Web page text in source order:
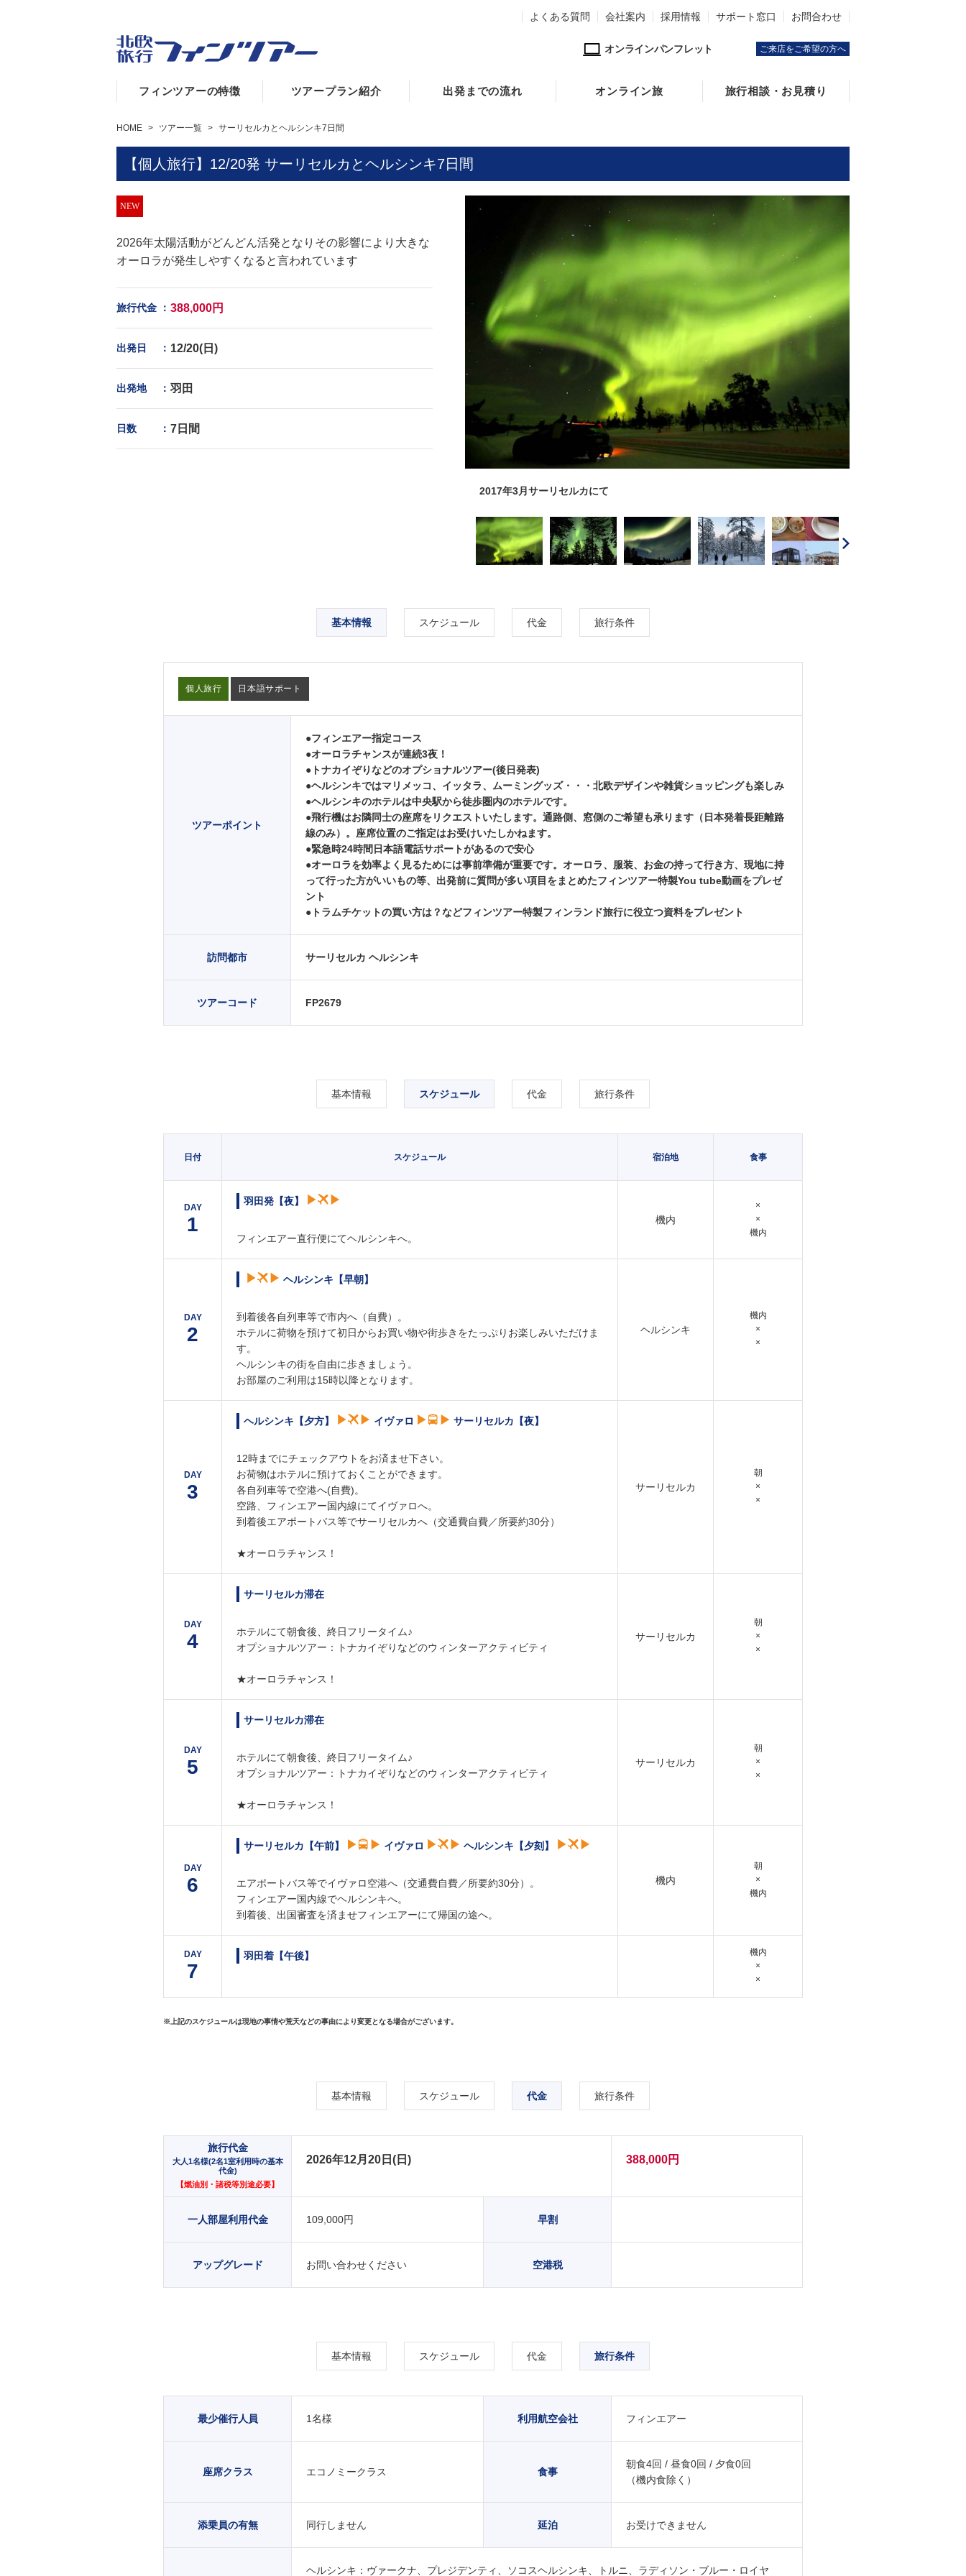
よくある質問 会社案内 採用情報 サポート窓口 お問合わせ
オンラインパンフレット ご来店をご希望の方へ
フィンツアーの特徴 ツアープラン紹介 出発までの流れ オンライン旅 旅行相談・お見積り
HOME > ツアー一覧 > サーリセルカとヘルシンキ7日間
【個人旅行】12/20発 サーリセルカとヘルシンキ7日間
NEW
2026年太陽活動がどんどん活発となりその影響により大きな
オーロラが発生しやすくなると言われています
旅行代金 ： 388,000円
出発日 ： 12/20(日)
出発地 ： 羽田
日数 ： 7日間
2017年3月サーリセルカにて
基本情報 スケジュール 代金 旅行条件
個人旅行 日本語サポート
ツアーポイント
●フィンエアー指定コース
●オーロラチャンスが連続3夜！
●トナカイぞりなどのオプショナルツアー(後日発表)
●ヘルシンキではマリメッコ、イッタラ、ムーミングッズ・・・北欧デザインや雑貨ショッピングも楽しみ
●ヘルシンキのホテルは中央駅から徒歩圏内のホテルです。
●飛行機はお隣同士の座席をリクエストいたします。通路側、窓側のご希望も承ります（日本発着長距離路
線のみ）。座席位置のご指定はお受けいたしかねます。
●緊急時24時間日本語電話サポートがあるので安心
●オーロラを効率よく見るためには事前準備が重要です。オーロラ、服装、お金の持って行き方、現地に持
って行った方がいいもの等、出発前に質問が多い項目をまとめたフィンツアー特製You tube動画をプレゼ
ント
●トラムチケットの買い方は？などフィンツアー特製フィンランド旅行に役立つ資料をプレゼント
訪問都市 サーリセルカ ヘルシンキ
ツアーコード FP2679
基本情報 スケジュール 代金 旅行条件
日付 スケジュール 宿泊地 食事
DAY
1
羽田発【夜】
フィンエアー直行便にてヘルシンキへ。
機内
×
×
機内
DAY
2
ヘルシンキ【早朝】
到着後各自列車等で市内へ（自費）。
ホテルに荷物を預けて初日からお買い物や街歩きをたっぷりお楽しみいただけま
す。
ヘルシンキの街を自由に歩きましょう。
お部屋のご利用は15時以降となります。
ヘルシンキ
機内
×
×
DAY
3
ヘルシンキ【夕方】 イヴァロ サーリセルカ【夜】
12時までにチェックアウトをお済ませ下さい。
お荷物はホテルに預けておくことができます。
各自列車等で空港へ(自費)。
空路、フィンエアー国内線にてイヴァロへ。
到着後エアポートバス等でサーリセルカへ（交通費自費／所要約30分）
★オーロラチャンス！
サーリセルカ
朝
×
×
DAY
4
サーリセルカ滞在
ホテルにて朝食後、終日フリータイム♪
オプショナルツアー：トナカイぞりなどのウィンターアクティビティ
★オーロラチャンス！
サーリセルカ
朝
×
×
DAY
5
サーリセルカ滞在
ホテルにて朝食後、終日フリータイム♪
オプショナルツアー：トナカイぞりなどのウィンターアクティビティ
★オーロラチャンス！
サーリセルカ
朝
×
×
DAY
6
サーリセルカ【午前】 イヴァロ ヘルシンキ【夕刻】
エアポートバス等でイヴァロ空港へ（交通費自費／所要約30分）。
フィンエアー国内線でヘルシンキへ。
到着後、出国審査を済ませフィンエアーにて帰国の途へ。
機内
朝
×
機内
DAY
7
羽田着【午後】
機内
×
×
※上記のスケジュールは現地の事情や荒天などの事由により変更となる場合がございます。
基本情報 スケジュール 代金 旅行条件
旅行代金
大人1名様(2名1室利用時の基本
代金)
【燃油別・諸税等別途必要】
2026年12月20日(日) 388,000円
一人部屋利用代金 109,000円 早割
アップグレード お問い合わせください 空港税
基本情報 スケジュール 代金 旅行条件
最少催行人員 1名様 利用航空会社 フィンエアー
座席クラス エコノミークラス 食事
朝食4回 / 昼食0回 / 夕食0回
（機内食除く）
添乗員の有無 同行しません 延泊 お受けできません
ヘルシンキ：ヴァークナ、プレジデンティ、ソコスヘルシンキ、トルニ、ラディソン・ブルー・ロイヤ